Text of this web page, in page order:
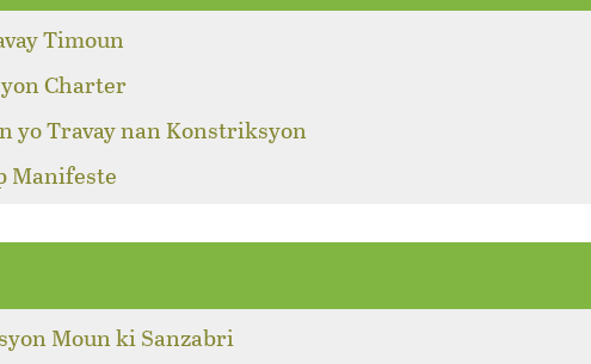
Timoun
Charter
yo Travay nan Konstriksyon
Manifeste
Moun ki Sanzabri